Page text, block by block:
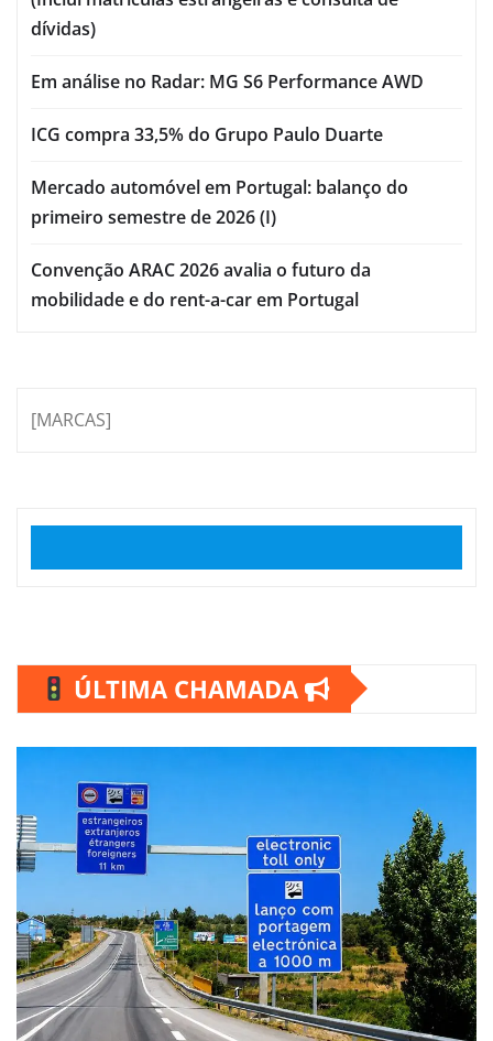
dívidas)
Em análise no Radar: MG S6 Performance AWD
ICG compra 33,5% do Grupo Paulo Duarte
Mercado automóvel em Portugal: balanço do
primeiro semestre de 2026 (I)
Convenção ARAC 2026 avalia o futuro da
mobilidade e do rent-a-car em Portugal
[MARCAS]
ÚLTIMA CHAMADA